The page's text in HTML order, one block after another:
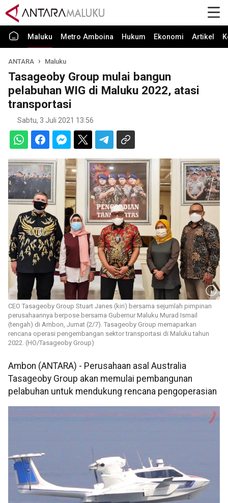
Maluku Metro Amboina Hukum Ekonomi Artikel
ANTARA Maluku
Tasageoby Group mulai bangun
pelabuhan WIG di Maluku 2022, atasi
transportasi
Sabtu, 3 Juli 2021 13:56
CEO Tasageoby Group Stuart Janes (kiri) bersama sejumlah pimpinan
perusahaannya berpose bersama Gubernur Maluku Murad Ismail
(tengah) di Ambon, Jumat (2/7). Tasageoby Group memaparkan
rencana operasi pengembangan sektor transportasi di Maluku tahun
2022. (HO/Tasageoby Group)
Ambon (ANTARA) - Perusahaan asal Australia
Tasageoby Group akan memulai pembangunan
pelabuhan untuk mendukung rencana pengoperasian